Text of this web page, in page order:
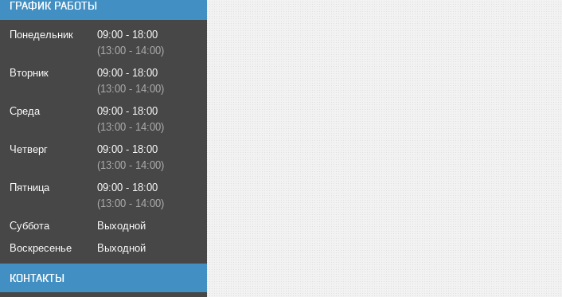
ГРАФИК РАБОТЫ
Понедельник 09:00
18:00
13:00
14:00
Вторник
09:00
18:00
13:00
14:00
Среда
09:00
18:00
13:00
14:00
Четверг
09:00
18:00
13:00
14:00
Пятница
09:00
18:00
13:00
14:00
Суббота
Выходной
Воскресенье
Выходной
КОНТАКТЫ